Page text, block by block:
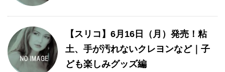
【スリコ】6月16日（月）発売！粘
土、手が汚れないクレヨンなど｜子
ども楽しみグッズ編